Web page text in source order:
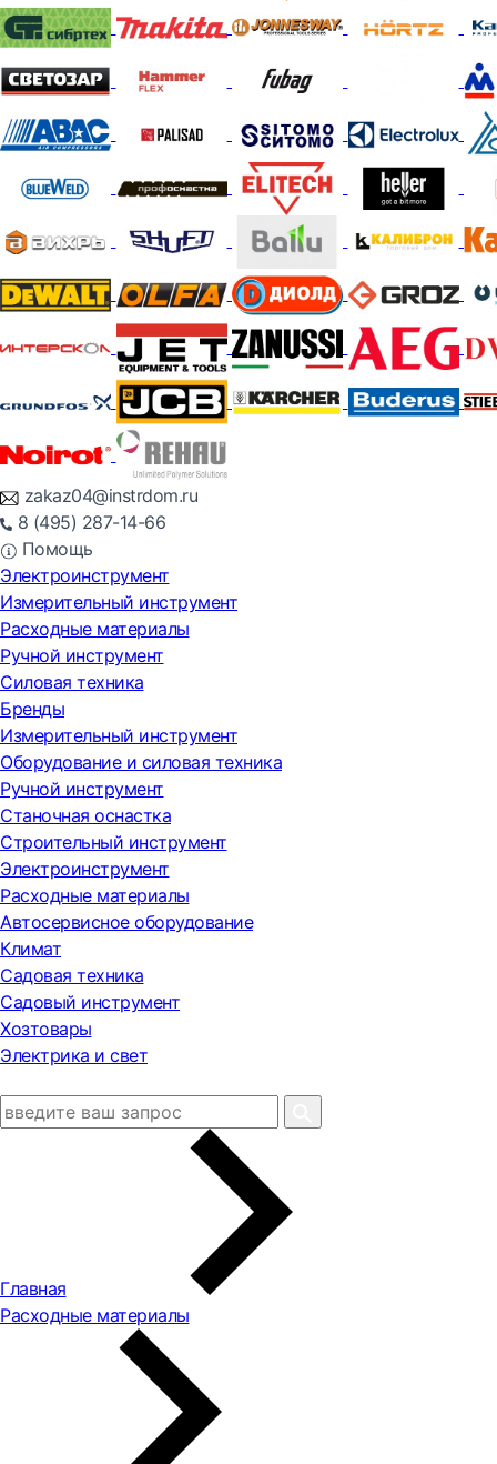
zakaz04@instrdom.ru
8 (495) 287-14-66
Помощь
Электроинструмент
Измерительный инструмент
Расходные материалы
Ручной инструмент
Силовая техника
Бренды
Измерительный инструмент
Оборудование и силовая техника
Ручной инструмент
Станочная оснастка
Строительный инструмент
Электроинструмент
Расходные материалы
Автосервисное оборудование
Климат
Садовая техника
Садовый инструмент
Хозтовары
Электрика и свет
Главная
Расходные материалы